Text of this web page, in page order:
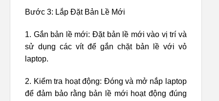
Bước 3: Lắp Đặt Bản Lề Mới
1. Gắn bản lề mới: Đặt bản lề mới vào vị trí và
sử dụng các vít để gắn chặt bản lề với vỏ
laptop.
2. Kiểm tra hoạt động: Đóng và mở nắp laptop
để đảm bảo rằng bản lề mới hoạt động đúng